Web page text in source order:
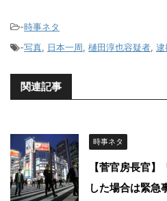
-時事ネタ
-写真, 日本一周, 樋田淳也容疑者, 逮
関連記事
時事ネタ
【菅官房長官
した場合は緊急